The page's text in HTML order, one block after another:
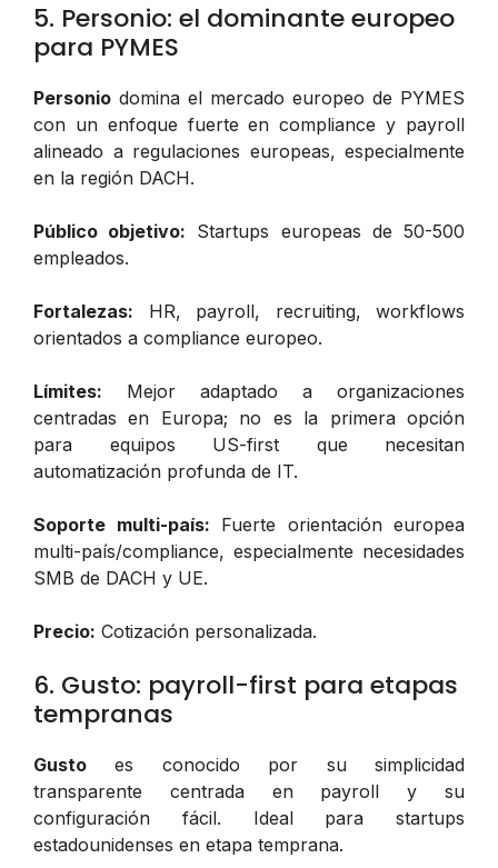
5. Personio: el dominante europeo
para PYMES
Personio domina el mercado europeo de PYMES
con un enfoque fuerte en compliance y payroll
alineado a regulaciones europeas, especialmente
en la región DACH.
Público objetivo: Startups europeas de 50-500
empleados.
Fortalezas: HR, payroll, recruiting, workflows
orientados a compliance europeo.
Límites: Mejor adaptado a organizaciones
centradas en Europa; no es la primera opción
para equipos US-first que necesitan
automatización profunda de IT.
Soporte multi-país: Fuerte orientación europea
multi-país/compliance, especialmente necesidades
SMB de DACH y UE.
Precio: Cotización personalizada.
6. Gusto: payroll-first para etapas
tempranas
Gusto es conocido por su simplicidad
transparente centrada en payroll y su
configuración fácil. Ideal para startups
estadounidenses en etapa temprana.